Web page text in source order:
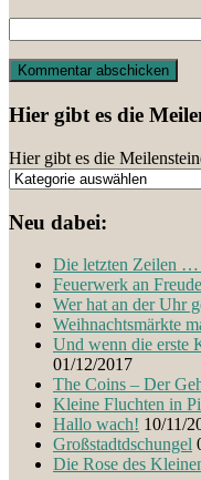
Hier gibt es die
Hier gibt es die
Neu dabei:
Die letzten Zeilen …
Feuerwerk an Freude
Wer hat an der Uhr
Weihnachtsmärkte
Und wenn die erste
01/12/2017
The Coins – Der
Kleine Fluchten in
Hallo wach! 10/11/
Großstadtdschungel
Die Rose des